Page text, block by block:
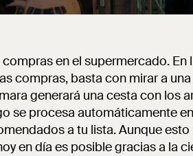
en el supermercado. En
compras, basta con mirar a
generará una cesta con los
se procesa automáticamente
a tu lista. Aunque
en día es posible gracias a la